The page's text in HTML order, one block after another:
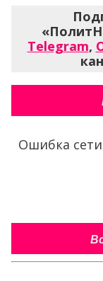
Telegram,
Ошибка